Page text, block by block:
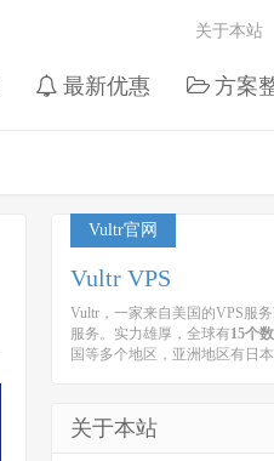
最新优惠 方案
关于本站
Vultr官网
Vultr VPS
Vultr，一家来自美国的VPS服
服务。实力雄厚，全球有15个
国等多个地区，亚洲地区有日
关于本站